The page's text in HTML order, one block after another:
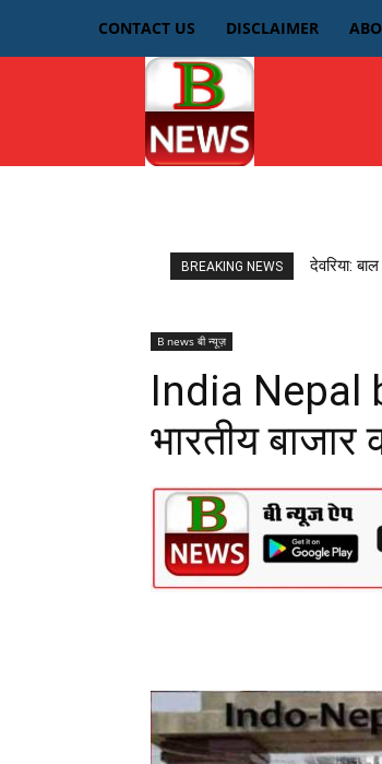
CONTACT US DISCLAIMER
BREAKING NEWS देवरिया:
B news बी न्यूज़
India Nepal
भारतीय बाजार